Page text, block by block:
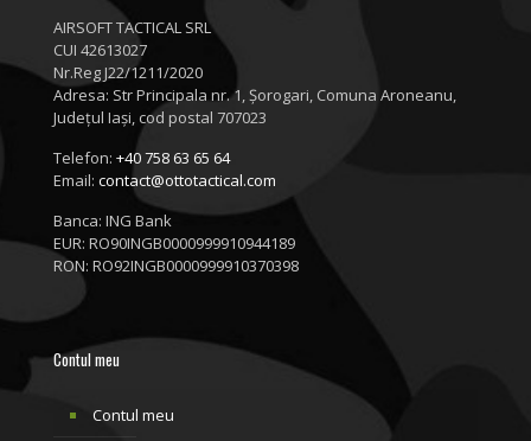
AIRSOFT TACTICAL SRL
CUI 42613027
Nr.Reg J22/1211/2020
Adresa: Str Principala nr. 1, Șorogari, Comuna Aroneanu,
Județul Iași, cod postal 707023
Telefon: +40 758 63 65 64
Email: contact@ottotactical.com
Banca: ING Bank
EUR: RO90INGB0000999910944189
RON: RO92INGB0000999910370398
Contul meu
Contul meu